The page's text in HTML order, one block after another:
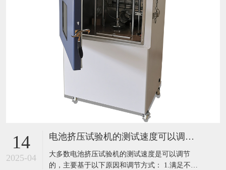
14
2025-04
电池挤压试验机的测试速度可以调节吗
大多数电池挤压试验机的测试速度是可以调节
的，主要基于以下原因和调节方式： 1.满足不同